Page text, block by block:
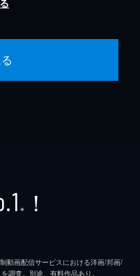
※ ！
動画配信サービスにおける洋画/邦画/
調査。別途、有料作品あり。